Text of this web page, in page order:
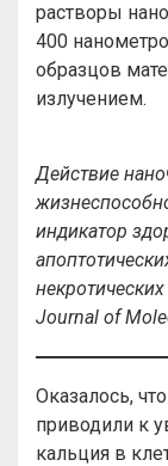
растворы
400
образцов
излучением.
Действие
индикатор
Journal of
Оказалось,
приводили к
кальция в